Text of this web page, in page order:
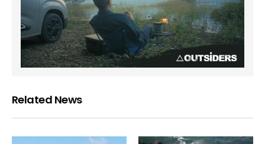
Related News